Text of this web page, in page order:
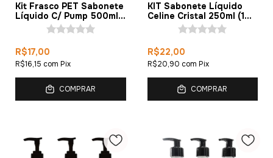
Kit Frasco PET Sabonete
Líquido C/ Pump 500ml
(1 Peça)
R$17,00
R$16,15 com Pix
COMPRAR
KIT Sabonete Líquido
Celine Cristal 250ml (1
Unidade)
R$22,00
R$20,90 com Pix
COMPRAR